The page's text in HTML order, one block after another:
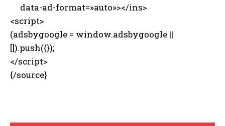
data-ad-format=»auto»></ins>
<script>
(adsbygoogle = window.adsbygoogle ||
[]).push({});
</script>
{/source}